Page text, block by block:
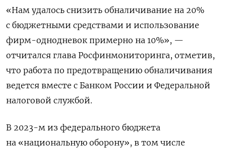
«Нам удалось снизить обналичивание на 20%
с бюджетными средствами и использование
фирм-однодневок примерно на 10%», —
отчитался глава Росфинмониторинга, отметив,
что работа по предотвращению обналичивания
ведется вместе с Банком России и Федеральной
налоговой службой.
В 2023-м из федерального бюджета
на «национальную оборону», в том числе